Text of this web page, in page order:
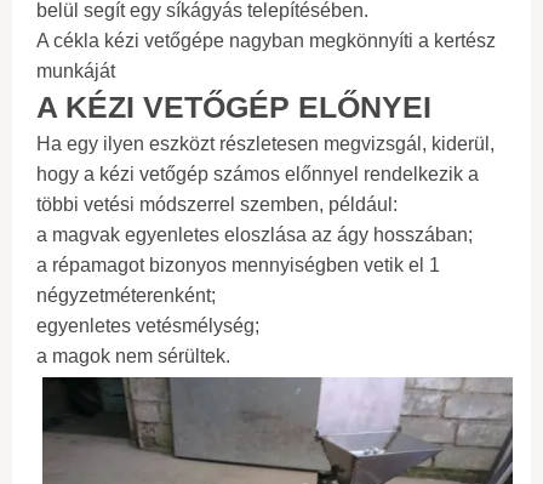
belül segít egy síkágyás telepítésében.
A cékla kézi vetőgépe nagyban megkönnyíti a kertész
munkáját
A KÉZI VETŐGÉP ELŐNYEI
Ha egy ilyen eszközt részletesen megvizsgál, kiderül,
hogy a kézi vetőgép számos előnnyel rendelkezik a
többi vetési módszerrel szemben, például:
a magvak egyenletes eloszlása ​​az ágy hosszában;
a répamagot bizonyos mennyiségben vetik el 1
négyzetméterenként;
egyenletes vetésmélység;
a magok nem sérültek.